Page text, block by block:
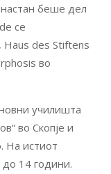
настан беше дел
се
Haus des Stiftens
во
училишта
во Скопје и
На истиот
14 години.